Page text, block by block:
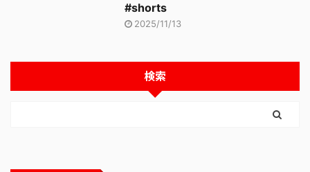
#shorts
2025/11/13
検索